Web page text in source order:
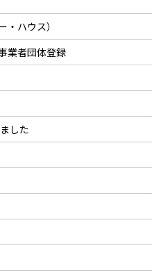
ハウス）
業者団体登録
した